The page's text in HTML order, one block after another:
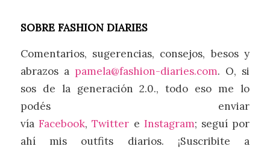
SOBRE FASHION DIARIES
Comentarios, sugerencias, consejos, besos y
abrazos a pamela@fashion-diaries.com. O, si
sos de la generación 2.0., todo eso me lo
podés enviar
vía Facebook,Twitter e Instagram; seguí por
ahí mis outfits diarios. ¡Suscribite a